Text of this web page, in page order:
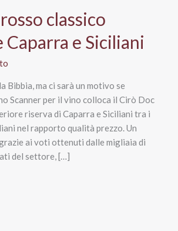
classico
e Siciliani
Bibbia, ma ci sarà un motivo se
Scanner per il vino colloca il Cirò Doc
riserva di Caparra e Siciliani tra i
nel rapporto qualità prezzo. Un
ai voti ottenuti dalle migliaia di
del settore, […]